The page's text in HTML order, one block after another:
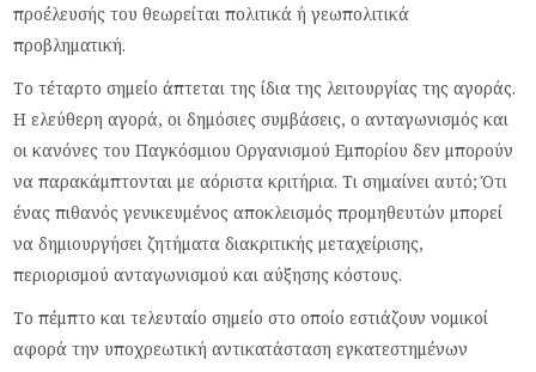
προέλευσής του θεωρείται πολιτικά ή γεωπολιτικά
προβληματική.
Το τέταρτο σημείο άπτεται της ίδια της λειτουργίας της αγοράς.
Η ελεύθερη αγορά, οι δημόσιες συμβάσεις, ο ανταγωνισμός και
οι κανόνες του Παγκόσμιου Οργανισμού Εμπορίου δεν μπορούν
να παρακάμπτονται με αόριστα κριτήρια. Τι σημαίνει αυτό; Ότι
ένας πιθανός γενικευμένος αποκλεισμός προμηθευτών μπορεί
να δημιουργήσει ζητήματα διακριτικής μεταχείρισης,
περιορισμού ανταγωνισμού και αύξησης κόστους.
Το πέμπτο και τελευταίο σημείο στο οποίο εστιάζουν νομικοί
αφορά την υποχρεωτική αντικατάσταση εγκατεστημένων